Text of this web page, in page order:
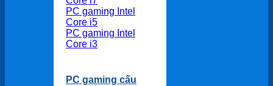
PC gaming Intel
Core i5
PC gaming Intel
Core i3
PC gaming cấu